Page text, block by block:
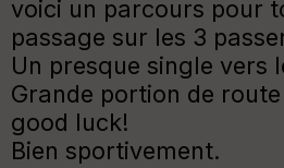
voici un parcours pour
passage sur les 3
Un presque single vers
Grande portion de
good luck!
Bien sportivement.